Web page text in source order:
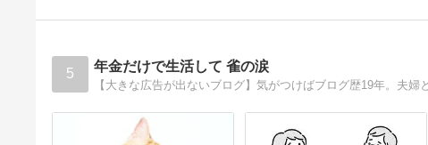
5 年金だけで生活して 雀の涙